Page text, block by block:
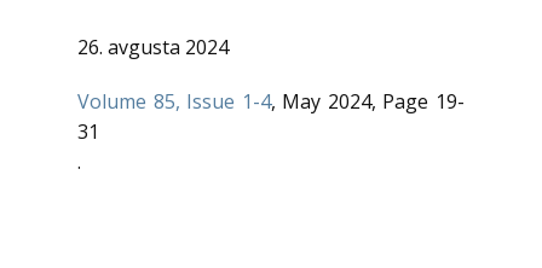
26. avgusta 2024
Volume 85, Issue 1-4, May 2024, Page 19-
31
.